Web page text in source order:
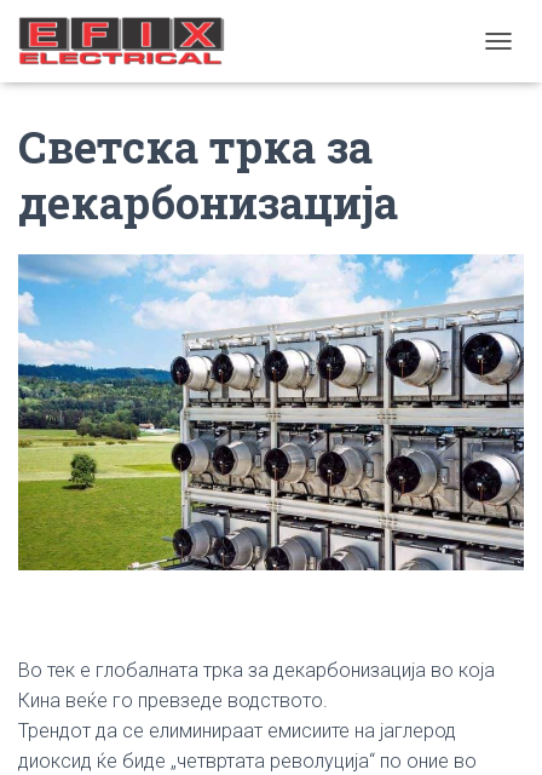
Светска трка за
декарбонизација
Во тек е глобалната трка за декарбонизација во која
Кина веќе го превзеде водството.
Трендот да се елиминираат емисиите на јаглерод
диоксид ќе биде „четвртата револуција“ по оние во